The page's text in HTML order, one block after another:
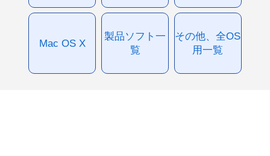
Mac OS X
製品ソフト一
覧
その他、全OS
用一覧